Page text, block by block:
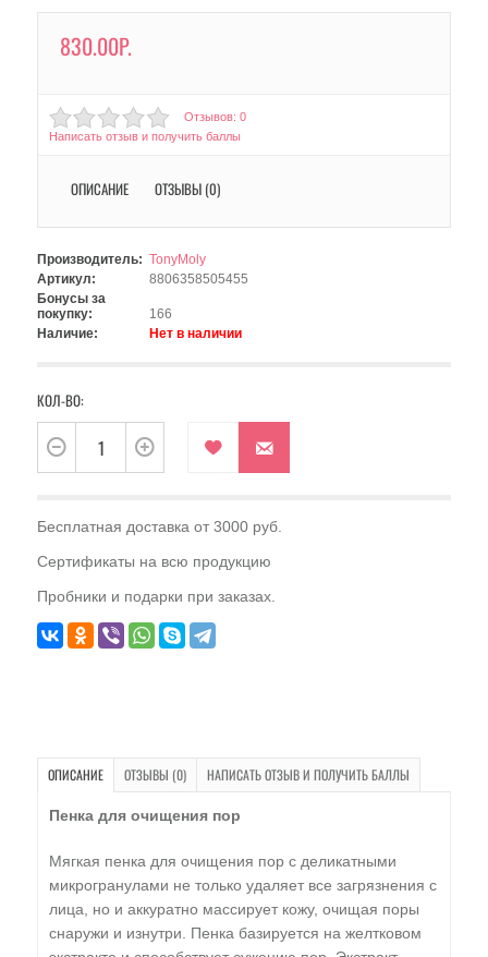
830.00Р.
Отзывов: 0
Написать отзыв и получить баллы
ОПИСАНИЕ ОТЗЫВЫ (0)
Производитель: TonyMoly
Артикул:
8806358505455
Бонусы за
покупку:
166
Наличие:
Нет в наличии
КОЛ-ВО:
Бесплатная доставка от 3000 руб.
Сертификаты на всю продукцию
Пробники и подарки при заказах.
ОПИСАНИЕ ОТЗЫВЫ (0) НАПИСАТЬ ОТЗЫВ И ПОЛУЧИТЬ БАЛЛЫ
Пенка для очищения пор
Мягкая пенка для очищения пор с деликатными
микрогранулами не только удаляет все загрязнения с
лица, но и аккуратно массирует кожу, очищая поры
снаружи и изнутри. Пенка базируется на желтковом